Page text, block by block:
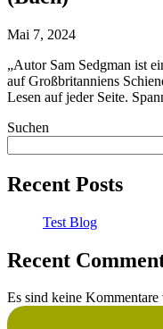
Mai 7, 2024
„Autor Sam Sedgman ist
auf Großbritanniens
Lesen auf jeder Seite.
Suchen
Recent Posts
Test Blog
Recent
Es sind keine Kommentare